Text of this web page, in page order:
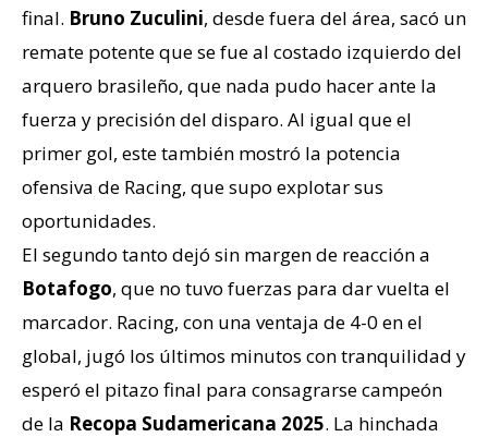
final. Bruno Zuculini, desde fuera del área, sacó un
remate potente que se fue al costado izquierdo del
arquero brasileño, que nada pudo hacer ante la
fuerza y precisión del disparo. Al igual que el
primer gol, este también mostró la potencia
ofensiva de Racing, que supo explotar sus
oportunidades.
El segundo tanto dejó sin margen de reacción a
Botafogo, que no tuvo fuerzas para dar vuelta el
marcador. Racing, con una ventaja de 4-0 en el
global, jugó los últimos minutos con tranquilidad y
esperó el pitazo final para consagrarse campeón
de la Recopa Sudamericana 2025. La hinchada